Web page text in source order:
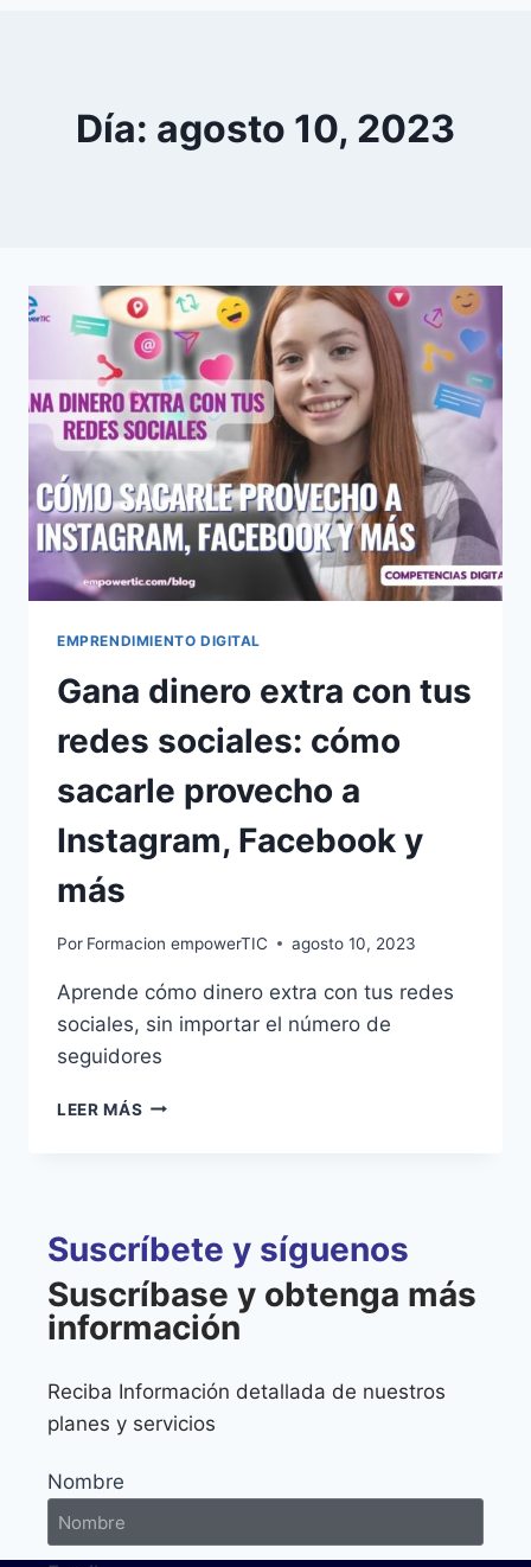
Día: agosto 10, 2023
EMPRENDIMIENTO DIGITAL
Gana dinero extra con tus
redes sociales: cómo
sacarle provecho a
Instagram, Facebook y
más
Por Formacion empowerTIC agosto 10, 2023
Aprende cómo dinero extra con tus redes
sociales, sin importar el número de
seguidores
LEER MÁS
Suscríbete y síguenos
Suscríbase y obtenga más
información
Reciba Información detallada de nuestros
planes y servicios
Nombre